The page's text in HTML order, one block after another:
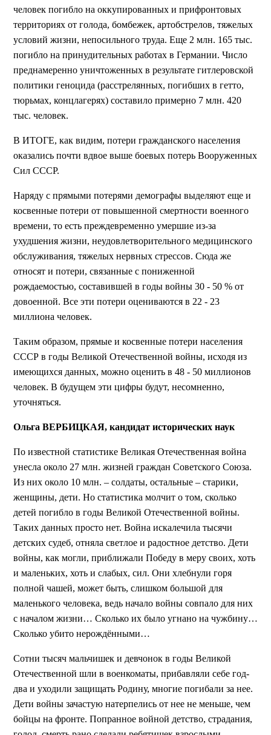
человек погибло на оккупированных и прифронтовых
территориях от голода, бомбежек, артобстрелов, тяжелых
условий жизни, непосильного труда. Еще 2 млн. 165 тыс.
погибло на принудительных работах в Германии. Число
преднамеренно уничтоженных в результате гитлеровской
политики геноцида (расстрелянных, погибших в гетто,
тюрьмах, концлагерях) составило примерно 7 млн. 420
тыс. человек.
В ИТОГЕ, как видим, потери гражданского населения
оказались почти вдвое выше боевых потерь Вооруженных
Сил СССР.
Наряду с прямыми потерями демографы выделяют еще и
косвенные потери от повышенной смертности военного
времени, то есть преждевременно умершие из-за
ухудшения жизни, неудовлетворительного медицинского
обслуживания, тяжелых нервных стрессов. Сюда же
относят и потери, связанные с пониженной
рождаемостью, составившей в годы войны 30 - 50 % от
довоенной. Все эти потери оцениваются в 22 - 23
миллиона человек.
Таким образом, прямые и косвенные потери населения
СССР в годы Великой Отечественной войны, исходя из
имеющихся данных, можно оценить в 48 - 50 миллионов
человек. В будущем эти цифры будут, несомненно,
уточняться.
Ольга ВЕРБИЦКАЯ, кандидат исторических наук
По известной статистике Великая Отечественная война
унесла около 27 млн. жизней граждан Советского Союза.
Из них около 10 млн. – солдаты, остальные – старики,
женщины, дети. Но статистика молчит о том, сколько
детей погибло в годы Великой Отечественной войны.
Таких данных просто нет. Война искалечила тысячи
детских судеб, отняла светлое и радостное детство. Дети
войны, как могли, приближали Победу в меру своих, хоть
и маленьких, хоть и слабых, сил. Они хлебнули горя
полной чашей, может быть, слишком большой для
маленького человека, ведь начало войны совпало для них
с началом жизни… Сколько их было угнано на чужбину…
Сколько убито нерождёнными…
Сотни тысяч мальчишек и девчонок в годы Великой
Отечественной шли в военкоматы, прибавляли себе год-
два и уходили защищать Родину, многие погибали за нее.
Дети войны зачастую натерпелись от нее не меньше, чем
бойцы на фронте. Попранное войной детство, страдания,